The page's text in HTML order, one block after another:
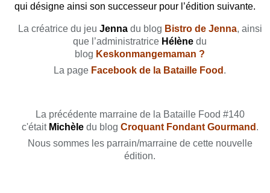
qui désigne ainsi son successeur pour l’édition suivante.
La créatrice du jeu Jenna du blog Bistro de Jenna, ainsi
que l’administratrice Hélène du
blog Keskonmangemaman ?
La page Facebook de la Bataille Food .
La précédente marraine de la Bataille Food #140
c'était Michèle du blog Croquant Fondant Gourmand .
Nous sommes les parrain/marraine de cette nouvelle
édition.